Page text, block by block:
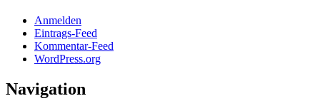
Anmelden
Eintrags-Feed
Kommentar-Feed
WordPress.org
Navigation